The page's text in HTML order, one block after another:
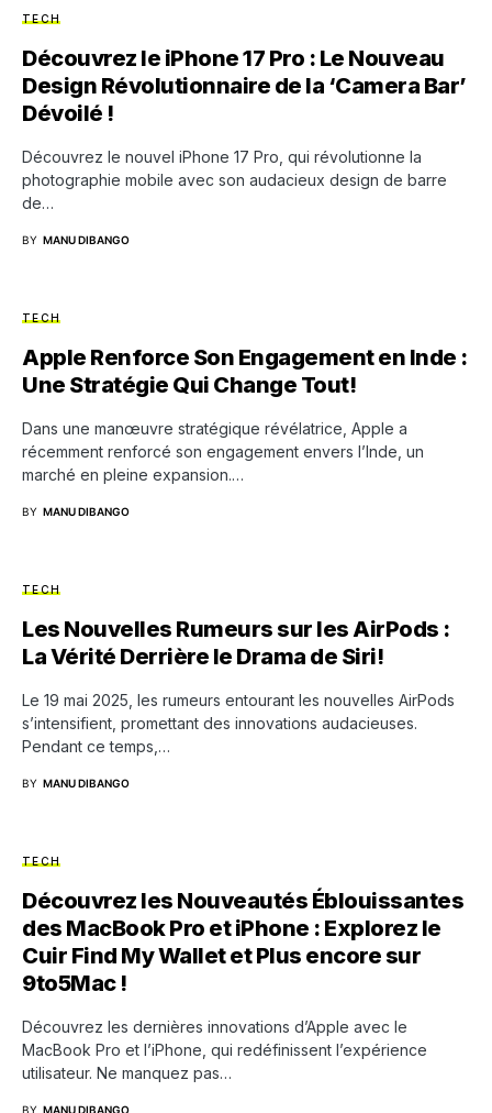
TECH
Découvrez le iPhone 17 Pro : Le Nouveau
Design Révolutionnaire de la ‘Camera Bar’
Dévoilé !
Découvrez le nouvel iPhone 17 Pro, qui révolutionne la
photographie mobile avec son audacieux design de barre
de…
BY MANU DIBANGO
TECH
Apple Renforce Son Engagement en Inde :
Une Stratégie Qui Change Tout!
Dans une manœuvre stratégique révélatrice, Apple a
récemment renforcé son engagement envers l’Inde, un
marché en pleine expansion.…
BY MANU DIBANGO
TECH
Les Nouvelles Rumeurs sur les AirPods :
La Vérité Derrière le Drama de Siri!
Le 19 mai 2025, les rumeurs entourant les nouvelles AirPods
s’intensifient, promettant des innovations audacieuses.
Pendant ce temps,…
BY MANU DIBANGO
TECH
Découvrez les Nouveautés Éblouissantes
des MacBook Pro et iPhone : Explorez le
Cuir Find My Wallet et Plus encore sur
9to5Mac !
Découvrez les dernières innovations d’Apple avec le
MacBook Pro et l’iPhone, qui redéfinissent l’expérience
utilisateur. Ne manquez pas…
BY MANU DIBANGO